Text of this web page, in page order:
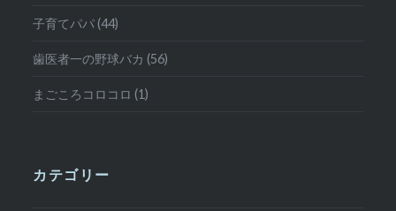
子育てパパ (44)
歯医者一の野球バカ (56)
まごころコロコロ (1)
カテゴリー